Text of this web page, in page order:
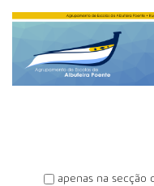
P
apenas na secção